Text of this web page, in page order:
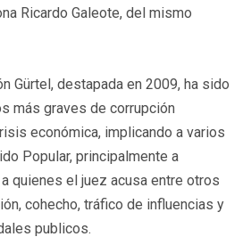
Ricardo Galeote, del mismo
Gürtel, destapada en 2009, ha sido
más graves de corrupción
económica, implicando a varios
Popular, principalmente a
quienes el juez acusa entre otros
cohecho, tráfico de influencias y
publicos.